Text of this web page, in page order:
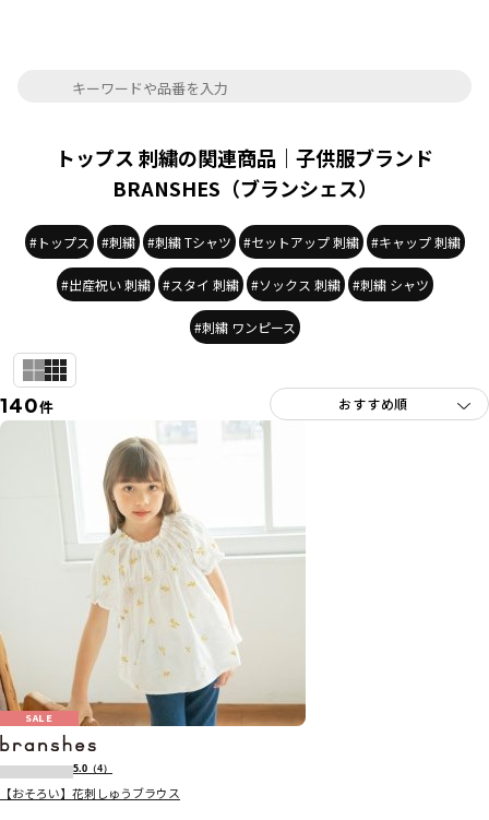
トップス 刺繍の関連商品｜子供服ブランド
BRANSHES（ブランシェス）
#トップス #刺繍 #刺繍 Tシャツ #セットアップ 刺繍 #キャップ 刺繍
#出産祝い 刺繍 #スタイ 刺繍 #ソックス 刺繍 #刺繍 シャツ
#刺繍 ワンピース
140件
SALE
5.0 （4）
【おそろい】花刺しゅうブラウス